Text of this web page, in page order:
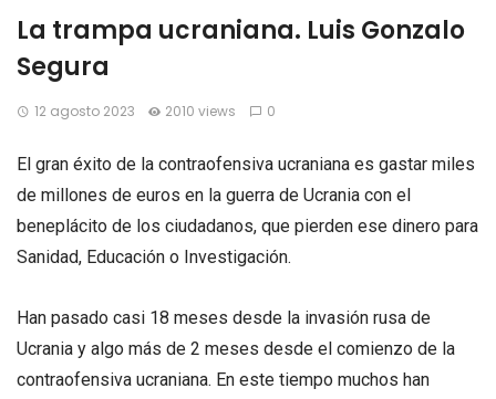
La trampa ucraniana. Luis Gonzalo
Segura
12 agosto 2023 2010 views 0
El gran éxito de la contraofensiva ucraniana es gastar miles
de millones de euros en la guerra de Ucrania con el
beneplácito de los ciudadanos, que pierden ese dinero para
Sanidad, Educación o Investigación.
Han pasado casi 18 meses desde la invasión rusa de
Ucrania y algo más de 2 meses desde el comienzo de la
contraofensiva ucraniana. En este tiempo muchos han